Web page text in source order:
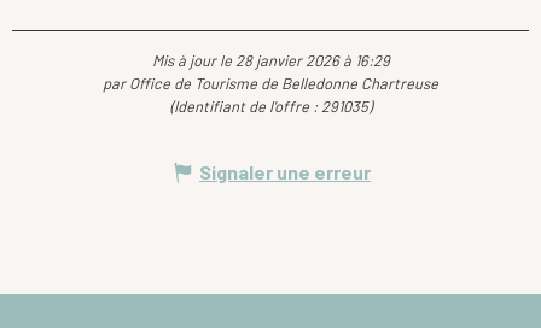
Mis à jour le 28 janvier 2026 à 16:29
par Office de Tourisme de Belledonne Chartreuse
(Identifiant de l'offre : 291035)
Signaler une erreur